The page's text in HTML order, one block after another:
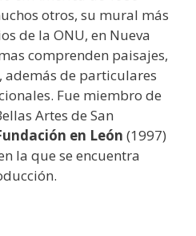
otros, su mural más
de la ONU, en Nueva
comprenden paisajes,
además de particulares
Fue miembro de
Artes de San
en León (1997)
la que se encuentra